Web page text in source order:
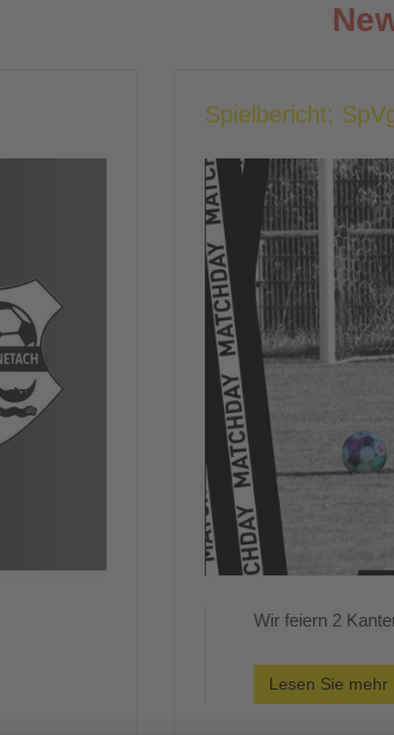
Spielbericht:
Wir feiern 2
Lesen Sie mehr